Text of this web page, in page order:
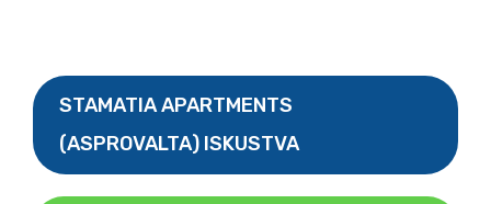
STAMATIA APARTMENTS
(ASPROVALTA) ISKUSTVA